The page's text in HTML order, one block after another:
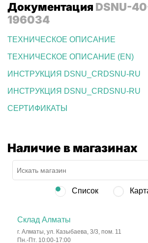
Документация DSNU-
196034
ТЕХНИЧЕСКОЕ ОПИСАНИЕ
ТЕХНИЧЕСКОЕ ОПИСАНИЕ (EN)
ИНСТРУКЦИЯ DSNU_CRDSNU-RU
ИНСТРУКЦИЯ DSNU_CRDSNU-RU
СЕРТИФИКАТЫ
Наличие в магазинах
Список
Склад Алматы
г. Алматы, ул. Казыбаева, 3/3, пом. 11
Пн.-Пт. 10:00-17:00